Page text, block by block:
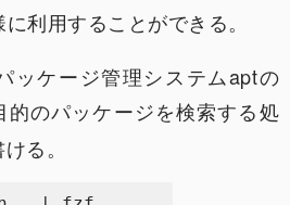
に利用することができる。
ッケージ管理システムaptの
的のパッケージを検索する処
る。